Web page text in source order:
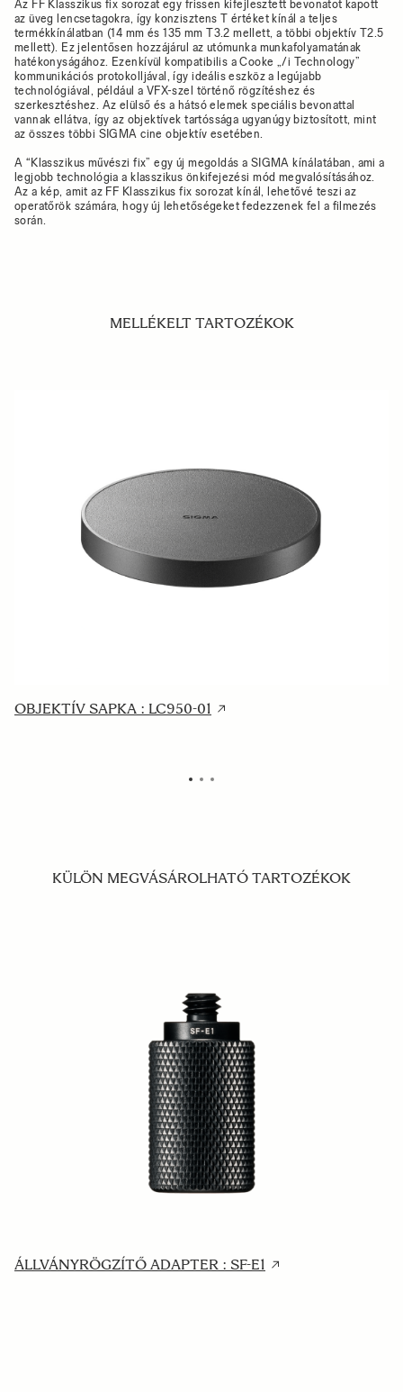
Az FF Klasszikus fix sorozat egy frissen kifejlesztett bevonatot kapott
az üveg lencsetagokra, így konzisztens T értéket kínál a teljes
termékkínálatban (14 mm és 135 mm T3.2 mellett, a többi objektív T2.5
mellett). Ez jelentősen hozzájárul az utómunka munkafolyamatának
hatékonyságához. Ezenkívül kompatibilis a Cooke „/i Technology”
kommunikációs protokolljával, így ideális eszköz a legújabb
technológiával, például a VFX-szel történő rögzítéshez és
szerkesztéshez. Az elülső és a hátsó elemek speciális bevonattal
vannak ellátva, így az objektívek tartóssága ugyanúgy biztosított, mint
az összes többi SIGMA cine objektív esetében.
A “Klasszikus művészi fix” egy új megoldás a SIGMA kínálatában, ami a
legjobb technológia a klasszikus önkifejezési mód megvalósításához.
Az a kép, amit az FF Klasszikus fix sorozat kínál, lehetővé teszi az
operatőrök számára, hogy új lehetőségeket fedezzenek fel a filmezés
során.
MELLÉKELT TARTOZÉKOK
OBJEKTÍV SAPKA : LC950-01
KÜLÖN MEGVÁSÁROLHATÓ TARTOZÉKOK
ÁLLVÁNYRÖGZÍTŐ ADAPTER : SF-E1